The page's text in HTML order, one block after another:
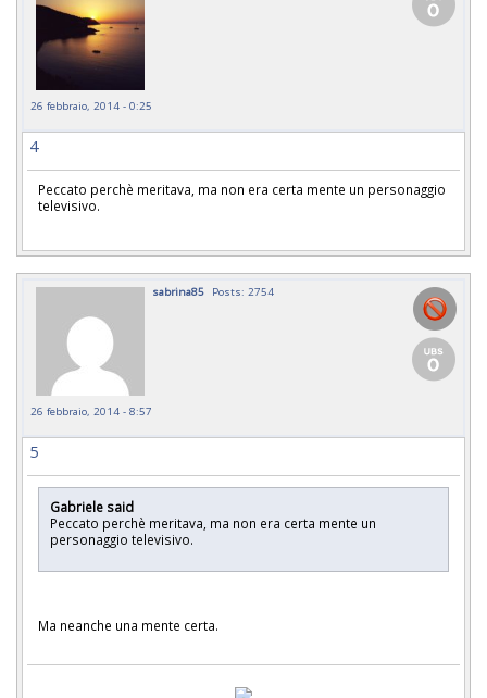
26 febbraio, 2014 - 0:25
4
Peccato perchè meritava, ma non era certa mente un personaggio
televisivo.
sabrina85 Posts: 2754
26 febbraio, 2014 - 8:57
5
Gabriele said
Peccato perchè meritava, ma non era certa mente un
personaggio televisivo.
Ma neanche una mente certa.